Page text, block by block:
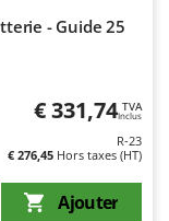
- Guide 25
€ 331,74 TVA
Inclus
R-23
€ 276,45 Hors taxes (HT)
Ajouter